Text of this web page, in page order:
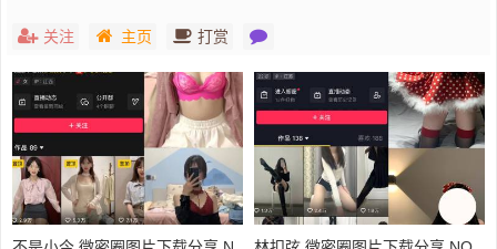
关注 主页 打赏